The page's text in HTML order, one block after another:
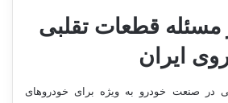
مسئله قطعات تقلبی
ایران
در صنعت خودرو به ویژه برای خودروهای